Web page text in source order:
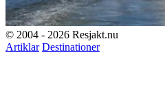
© 2004 - 2026 Resjakt.nu
Artiklar Destinationer